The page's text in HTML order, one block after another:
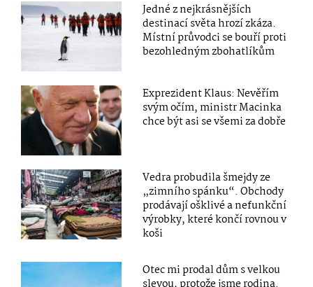
Jedné z nejkrásnějších
destinací světa hrozí zkáza.
Místní průvodci se bouří proti
bezohledným zbohatlíkům
Exprezident Klaus: Nevěřím
svým očím, ministr Macinka
chce být asi se všemi za dobře
Vedra probudila šmejdy ze
„zimního spánku“. Obchody
prodávají ošklivé a nefunkční
výrobky, které končí rovnou v
koši
Otec mi prodal dům s velkou